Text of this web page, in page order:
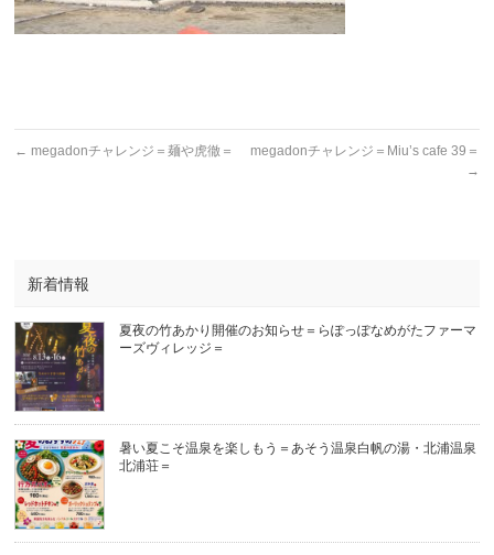
← megadonチャレンジ＝麺や虎徹＝
megadonチャレンジ＝Miu’s cafe 39＝
→
新着情報
夏夜の竹あかり開催のお知らせ＝らぽっぽなめがたファーマ
ーズヴィレッジ＝
暑い夏こそ温泉を楽しもう＝あそう温泉白帆の湯・北浦温泉
北浦荘＝